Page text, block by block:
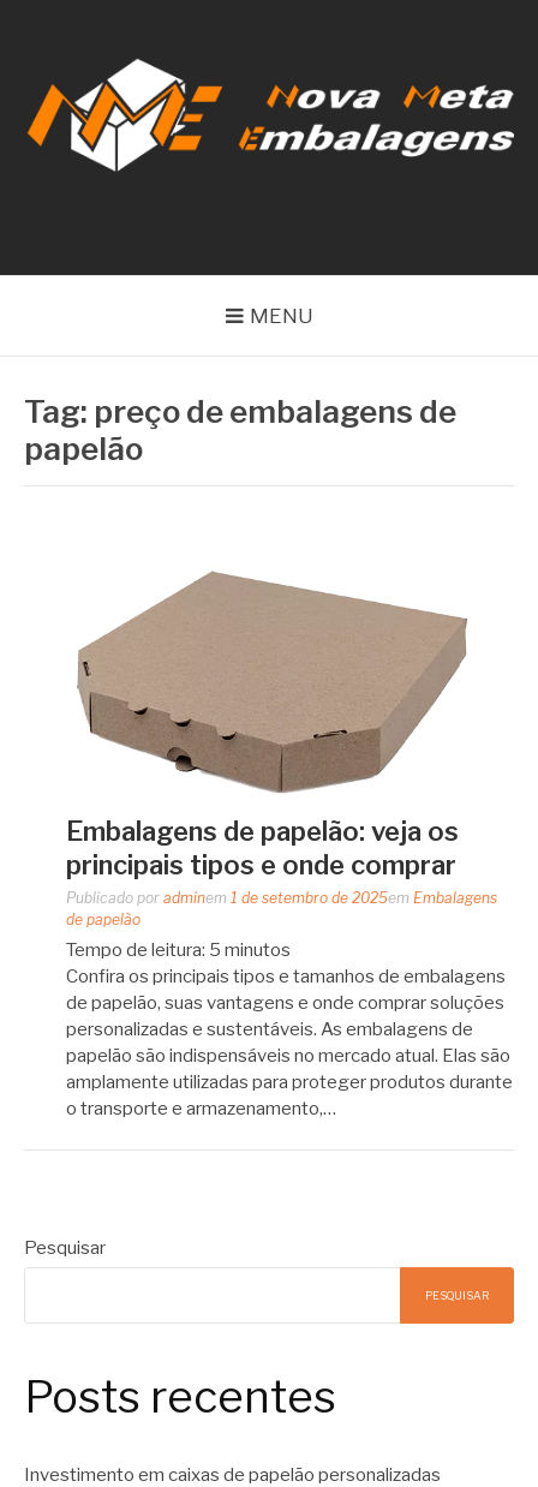
conteúdo
MENU
Tag: preço de embalagens de
papelão
Embalagens de papelão: veja os
principais tipos e onde comprar
Publicado por adminem 1 de setembro de 2025em Embalagens
de papelão
Tempo de leitura: 5 minutos
Confira os principais tipos e tamanhos de embalagens
de papelão, suas vantagens e onde comprar soluções
personalizadas e sustentáveis. As embalagens de
papelão são indispensáveis no mercado atual. Elas são
amplamente utilizadas para proteger produtos durante
o transporte e armazenamento,…
Pesquisar
PESQUISAR
Posts recentes
Investimento em caixas de papelão personalizadas